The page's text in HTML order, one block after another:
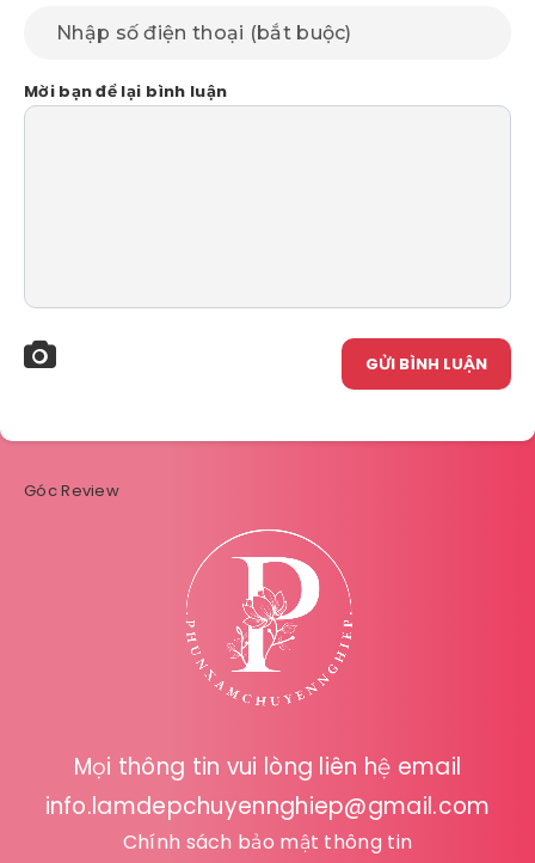
Mời bạn để lại bình luận
GỬI BÌNH LUẬN
Góc Review
Mọi thông tin vui lòng liên hệ email
info.lamdepchuyennghiep@gmail.com
Chính sách bảo mật thông tin